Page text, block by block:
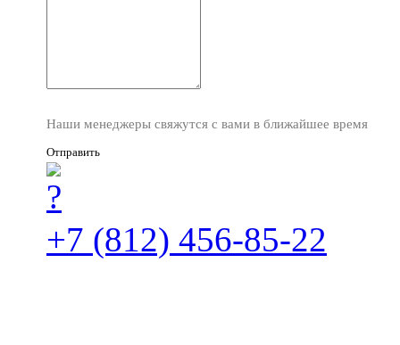
Наши менеджеры свяжутся с вами в ближайшее время
Отправить
+7 (812) 456-85-22